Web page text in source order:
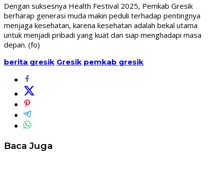
Dengan suksesnya Health Festival 2025, Pemkab Gresik
berharap generasi muda makin peduli terhadap pentingnya
menjaga kesehatan, karena kesehatan adalah bekal utama
untuk menjadi pribadi yang kuat dan siap menghadapi masa
depan. (fo)
berita gresik Gresik pemkab gresik
Baca Juga